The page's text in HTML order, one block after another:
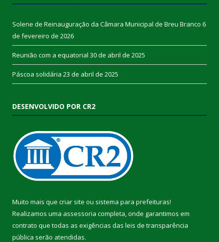
Solene de Reinauguração da Câmara Municipal de Breu Branco 6
de fevereiro de 2026
Reunião com a equatorial 30 de abril de 2025
Páscoa solidária 23 de abril de 2025
DESENVOLVIDO POR CR2
Muito mais que criar site ou sistema para prefeituras!
Realizamos uma assessoria completa, onde garantimos em
contrato que todas as exigências das leis de transparência
pública serão atendidas.